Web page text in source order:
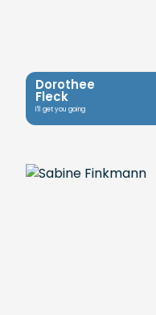
Dorothee
Fleck
I'll get you going